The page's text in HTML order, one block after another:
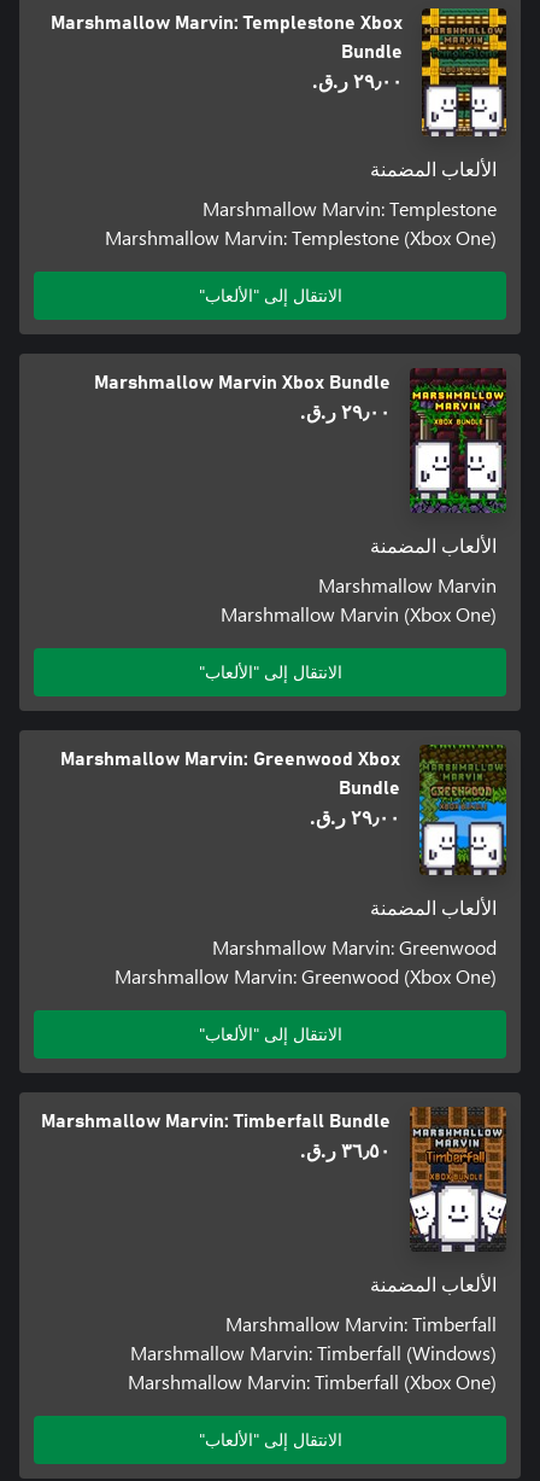
Marshmallow Marvin: Templestone Xbox
Bundle
٢٩٫٠٠ ر.ق.‏
الألعاب المضمنة
Marshmallow Marvin: Templestone
Marshmallow Marvin: Templestone (Xbox One)
الانتقال إلى "الألعاب"
Marshmallow Marvin Xbox Bundle
٢٩٫٠٠ ر.ق.‏
الألعاب المضمنة
Marshmallow Marvin
Marshmallow Marvin (Xbox One)
الانتقال إلى "الألعاب"
Marshmallow Marvin: Greenwood Xbox
Bundle
٢٩٫٠٠ ر.ق.‏
الألعاب المضمنة
Marshmallow Marvin: Greenwood
Marshmallow Marvin: Greenwood (Xbox One)
الانتقال إلى "الألعاب"
Marshmallow Marvin: Timberfall Bundle
٣٦٫٥٠ ر.ق.‏
الألعاب المضمنة
Marshmallow Marvin: Timberfall
Marshmallow Marvin: Timberfall (Windows)
Marshmallow Marvin: Timberfall (Xbox One)
الانتقال إلى "الألعاب"